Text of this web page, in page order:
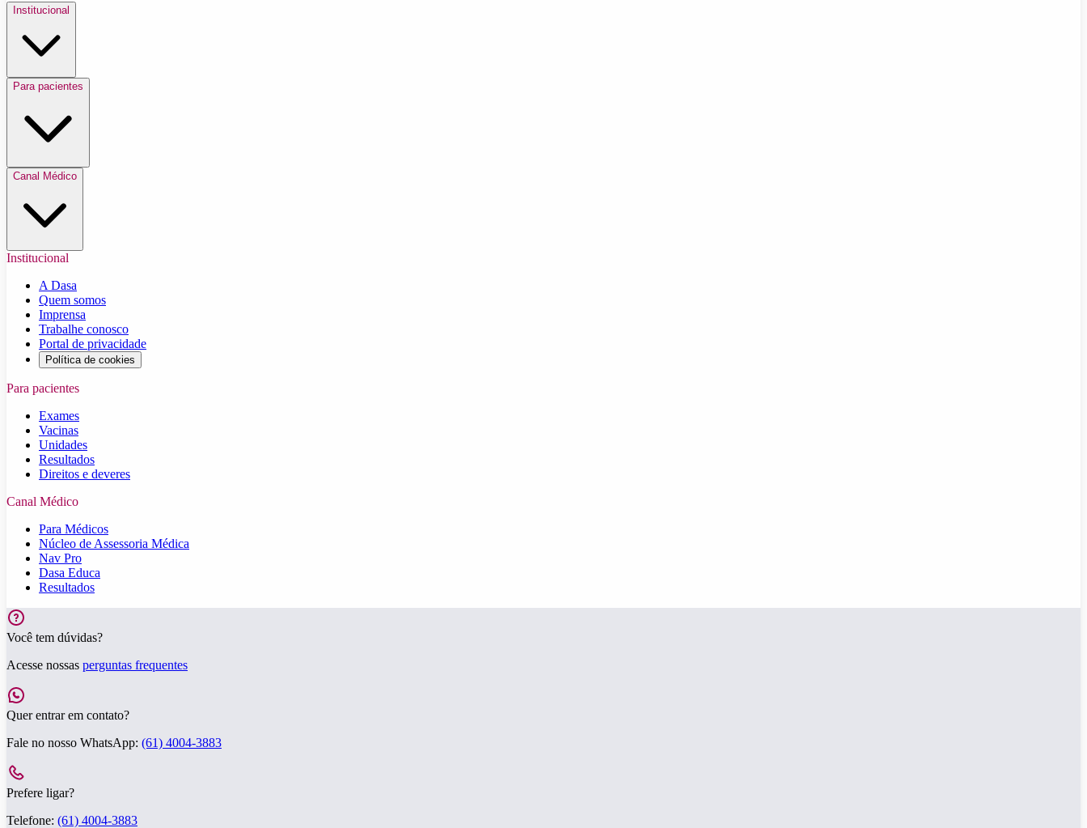
Institucional
Para pacientes
Canal Médico
Institucional
A Dasa
Quem somos
Imprensa
Trabalhe conosco
Portal de privacidade
Política de cookies
Para pacientes
Exames
Vacinas
Unidades
Resultados
Direitos e deveres
Canal Médico
Para Médicos
Núcleo de Assessoria Médica
Nav Pro
Dasa Educa
Resultados
Você tem dúvidas?
Acesse nossas perguntas frequentes
Quer entrar em contato?
Fale no nosso WhatsApp: (61) 4004-3883
Prefere ligar?
Telefone: (61) 4004-3883